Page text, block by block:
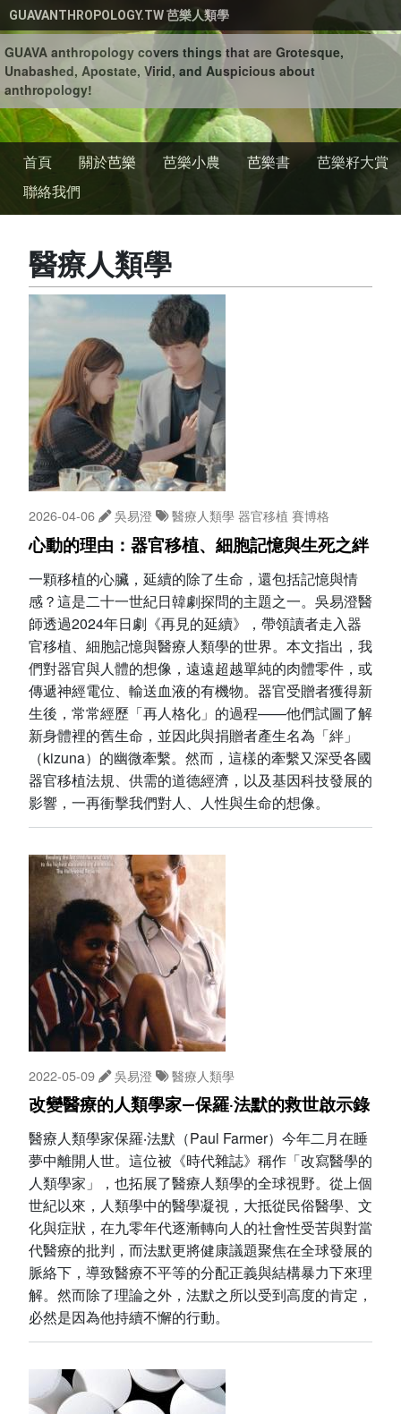
移至主內容
GUAVANTHROPOLOGY.TW 芭樂人類學
GUAVA anthropology covers things that are Grotesque,
Unabashed, Apostate, Virid, and Auspicious about
anthropology!
首頁 關於芭樂 芭樂小農 芭樂書
芭樂籽大賞
聯絡我們
醫療人類學
2026-04-06 吳易澄 醫療人類學器官移植 賽博格
心動的理由：器官移植、細胞記憶與生死之絆
一顆移植的心臟，延續的除了生命，還包括記憶與情
感？這是二十一世紀日韓劇探問的主題之一。吳易澄醫
師透過2024年日劇《再見的延續》，帶領讀者走入器
官移植、細胞記憶與醫療人類學的世界。本文指出，我
們對器官與人體的想像，遠遠超越單純的肉體零件，或
傳遞神經電位、輸送血液的有機物。器官受贈者獲得新
生後，常常經歷「再人格化」的過程——他們試圖了解
新身體裡的舊生命，並因此與捐贈者產生名為「絆」
（kizuna）的幽微牽繫。然而，這樣的牽繫又深受各國
器官移植法規、供需的道德經濟，以及基因科技發展的
影響，一再衝擊我們對人、人性與生命的想像。
2022-05-09 吳易澄 醫療人類學
改變醫療的人類學家—保羅‧法默的救世啟示錄
醫療人類學家保羅‧法默（Paul Farmer）今年二月在睡
夢中離開人世。這位被《時代雜誌》稱作「改寫醫學的
人類學家」，也拓展了醫療人類學的全球視野。從上個
世紀以來，人類學中的醫學凝視，大抵從民俗醫學、文
化與症狀，在九零年代逐漸轉向人的社會性受苦與對當
代醫療的批判，而法默更將健康議題聚焦在全球發展的
脈絡下，導致醫療不平等的分配正義與結構暴力下來理
解。然而除了理論之外，法默之所以受到高度的肯定，
必然是因為他持續不懈的行動。